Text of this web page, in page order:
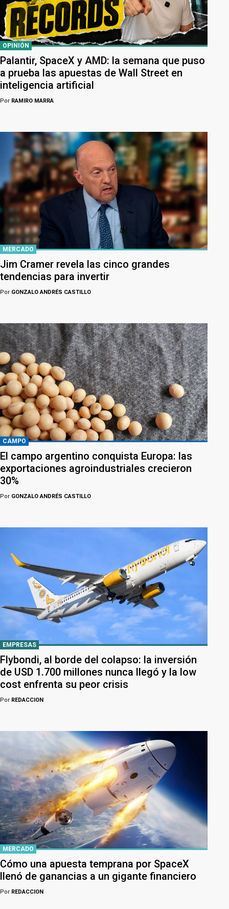
OPINIÓN
Palantir, SpaceX y AMD: la semana que puso
a prueba las apuestas de Wall Street en
inteligencia artificial
Por RAMIRO MARRA
MERCADO
Jim Cramer revela las cinco grandes
tendencias para invertir
Por GONZALO ANDRÉS CASTILLO
CAMPO
El campo argentino conquista Europa: las
exportaciones agroindustriales crecieron
30%
Por GONZALO ANDRÉS CASTILLO
EMPRESAS
Flybondi, al borde del colapso: la inversión
de USD 1.700 millones nunca llegó y la low
cost enfrenta su peor crisis
Por REDACCION
MERCADO
Cómo una apuesta temprana por SpaceX
llenó de ganancias a un gigante financiero
Por REDACCION